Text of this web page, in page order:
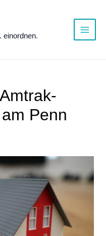
einordnen.
Main
Penn